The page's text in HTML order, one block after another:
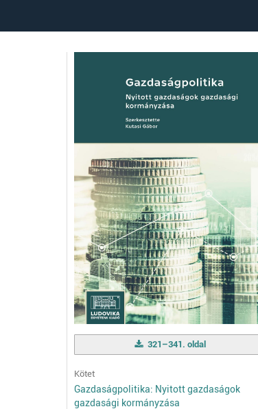
321–341. oldal
Kötet
Gazdaságpolitika: Nyitott gazdaságok
gazdasági kormányzása